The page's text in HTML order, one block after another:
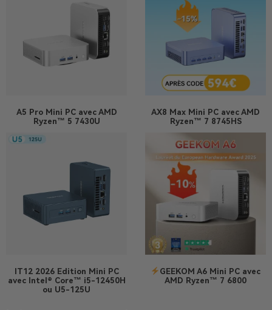
A5 ProMini PC avec AMD
Ryzen™ 5 7430U
AX8 Max Mini PC avec AMD
Ryzen™ 7 8745HS
IT12 2026 Edition Mini PC
avec Intel® Core™ i5-12450H
ou U5-125U
GEEKOM A6 Mini PC avec
AMD Ryzen™ 7 6800